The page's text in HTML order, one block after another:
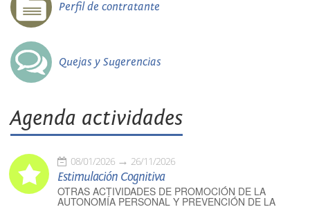
Perfil de contratante
Quejas y Sugerencias
Agenda actividades
08/01/2026 26/11/2026
Estimulación Cognitiva
OTRAS ACTIVIDADES DE PROMOCIÓN DE LA
AUTONOMÍA PERSONAL Y PREVENCIÓN DE LA